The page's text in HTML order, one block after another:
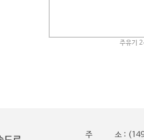
주유기
주 소 : (14980)